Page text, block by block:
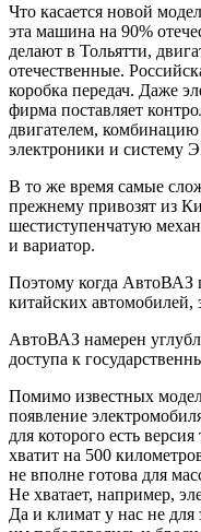
Что касается новой
эта машина на 90%
делают в Тольятти,
отечественные.
коробка передач. Даже
фирма поставляет
двигателем,
электроники и
В то же время самые
прежнему привозят из
шестиступенчатую
и вариатор.
Поэтому когда АвтоВАЗ
китайских автомобилей,
АвтоВАЗ намерен
доступа к
Помимо известных
появление
для которого есть
хватит на 500
не вполне готова для
Не хватает, например,
Да и климат у нас не